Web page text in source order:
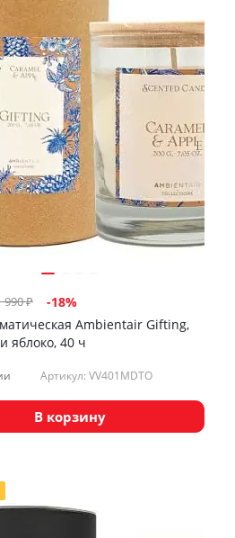
990₽ -18%
Ambientair Gifting,
яблоко, 40 ч
Артикул: VV401MDTO
В корзину